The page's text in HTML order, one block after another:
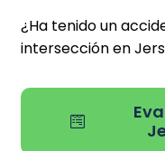
¿Ha tenido un
intersección en